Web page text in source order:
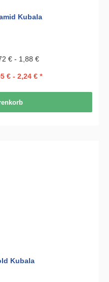
Kubala
€ - 1,88 €
€ - 2,24 € *
Kubala